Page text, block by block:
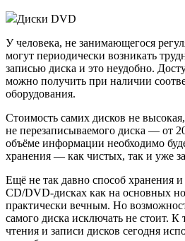
Диски DVD
У человека, не занимающегося
могут периодически возникать
записью диска и это неудобно.
можно получить при наличии
оборудования.
Стоимость самих дисков не
не перезаписываемого диска — от
объёме информации необходимо
хранения — как чистых, так и уже
Ещё не так давно способ хранения
CD/DVD-дисках как на основных
практически вечным. Но
самого диска исключать не стоит. К
чтения и записи дисков сегодня